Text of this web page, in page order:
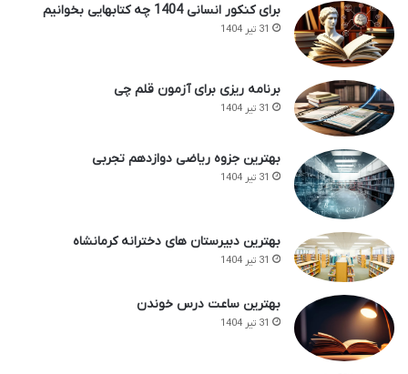
برای کنکور انسانی 1404 چه کتابهایی بخوانیم
31 تیر 1404
برنامه ریزی برای آزمون قلم چی
31 تیر 1404
بهترین جزوه ریاضی دوازدهم تجربی
31 تیر 1404
بهترین دبیرستان های دخترانه کرمانشاه
31 تیر 1404
بهترین ساعت درس خوندن
31 تیر 1404